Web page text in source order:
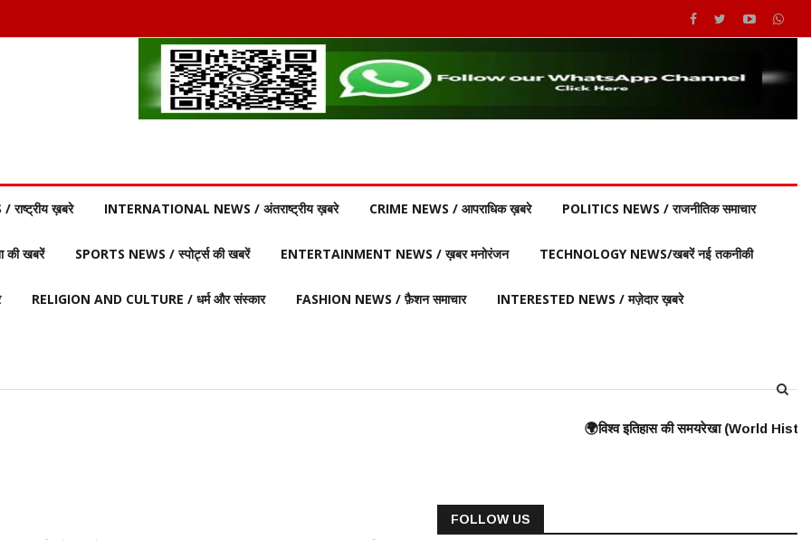
ख़बरे INTERNATIONAL NEWS / अंतराष्ट्रीय ख़बरे CRIME NEWS / आपराधिक ख़बरे POLITICS NEWS / राजनीतिक समाचार
की खबरें SPORTS NEWS / स्पोर्ट्स की खबरें ENTERTAINMENT NEWS / ख़बर मनोरंजन TECHNOLOGY NEWS/खबरें नई तकनीकी
RELIGION AND CULTURE / धर्म और संस्कार FASHION NEWS / फ़ैशन समाचार INTERESTED NEWS / मज़ेदार ख़बरे
में सिकंदर महान की मृत्यु ♦️ईसा पूर्व 214 – चीन की महान दीवार (Great Wall) के निर्माण की शुरुआत ⸻ 🟠 375 ई. – हूणों का यूरोप पर आक्रमण
आयोजित ♦️ईसा पूर्व 753 – रोम नगर की स्थापना ♦️ईसा पूर्व 490 – मैराथन का युद्ध, यूनानियों ने फारसियों को पराजित किया ♦️ ईसा पूर्व 360 – प्लेटो
🌍विश्व इतिहास की समयरेखा (World History Timeline) ⸻ ♦️ ईसा
FOLLOW US